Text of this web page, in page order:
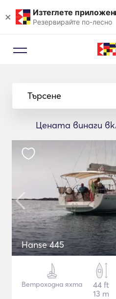
× Изтеглете
Резервирайте по-лесно
Търсене
Цената винаги
Hanse 445
Ветроходна яхта
44 ft
13 m